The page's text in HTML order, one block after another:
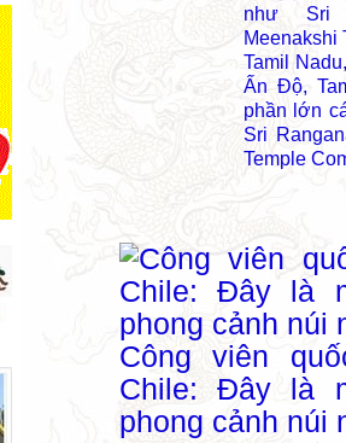
Tamil
Ấn Độ,
phần lớn
Sri
Temple
Công viên
Chile: Đây là
phong cảnh núi